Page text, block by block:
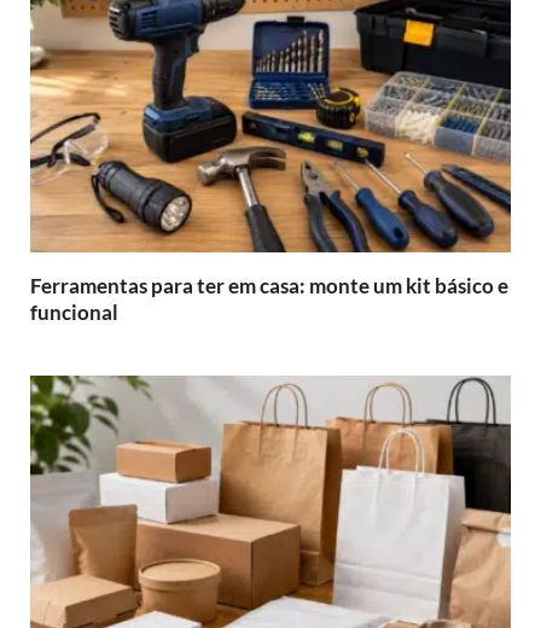
Ferramentas para ter em casa: monte um kit básico e
funcional